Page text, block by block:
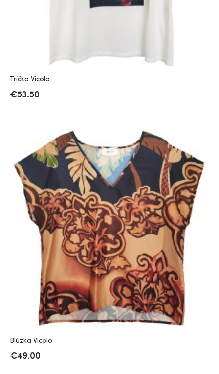
Tričko Vicolo
€53.50
Blúzka Vicolo
€49.00